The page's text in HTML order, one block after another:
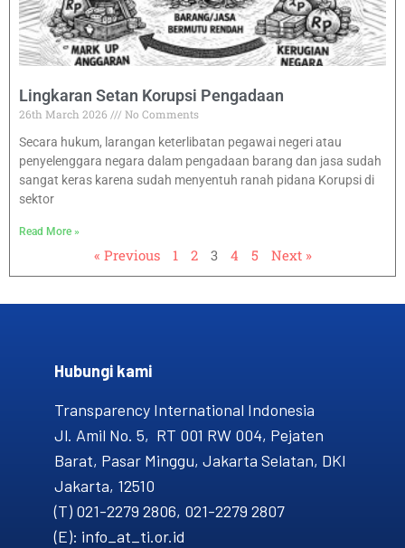
Lingkaran Setan Korupsi Pengadaan
26th March 2026
No Comments
Secara hukum, larangan keterlibatan pegawai negeri atau
penyelenggara negara dalam pengadaan barang dan jasa sudah
sangat keras karena sudah menyentuh ranah pidana Korupsi di
sektor
Read More »
« Previous 1 2 3 4 5 Next »
Hubungi kami​
Transparency International Indonesia
Jl. Amil No. 5, RT 001 RW 004, Pejaten
Barat, Pasar Minggu, Jakarta Selatan, DKI
Jakarta, 12510
(T) 021-2279 2806, 021-2279 2807
(E): info_at_ti.or.id